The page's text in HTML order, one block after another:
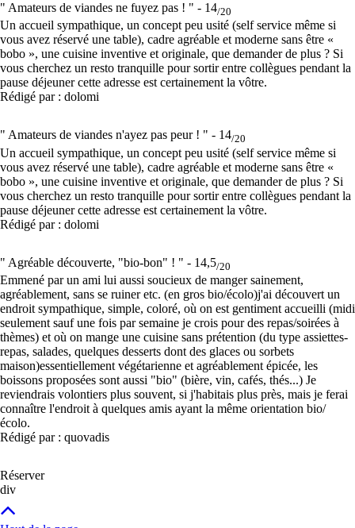
" Amateurs de viandes ne fuyez pas ! " - 14/20
Un accueil sympathique, un concept peu usité (self service même si
vous avez réservé une table), cadre agréable et moderne sans être «
bobo », une cuisine inventive et originale, que demander de plus ? Si
vous cherchez un resto tranquille pour sortir entre collègues pendant la
pause déjeuner cette adresse est certainement la vôtre.
Rédigé par : dolomi
" Amateurs de viandes n'ayez pas peur ! " - 14/20
Un accueil sympathique, un concept peu usité (self service même si
vous avez réservé une table), cadre agréable et moderne sans être «
bobo », une cuisine inventive et originale, que demander de plus ? Si
vous cherchez un resto tranquille pour sortir entre collègues pendant la
pause déjeuner cette adresse est certainement la vôtre.
Rédigé par : dolomi
" Agréable découverte, "bio-bon" ! " - 14,5/20
Emmené par un ami lui aussi soucieux de manger sainement,
agréablement, sans se ruiner etc. (en gros bio/écolo)j'ai découvert un
endroit sympathique, simple, coloré, où on est gentiment accueilli (midi
seulement sauf une fois par semaine je crois pour des repas/soirées à
thèmes) et où on mange une cuisine sans prétention (du type assiettes-
repas, salades, quelques desserts dont des glaces ou sorbets
maison)essentiellement végétarienne et agréablement épicée, les
boissons proposées sont aussi "bio" (bière, vin, cafés, thés...) Je
reviendrais volontiers plus souvent, si j'habitais plus près, mais je ferai
connaître l'endroit à quelques amis ayant la même orientation bio/
écolo.
Rédigé par : quovadis
Réserver
div